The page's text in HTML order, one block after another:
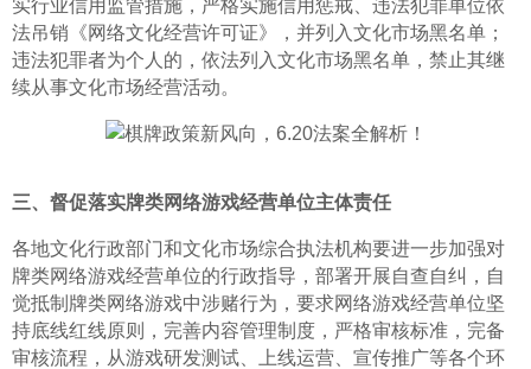
实行业信用监管措施，严格实施信用惩戒、违法犯罪单位依
法吊销《网络文化经营许可证》，并列入文化市场黑名单；
违法犯罪者为个人的，依法列入文化市场黑名单，禁止其继
续从事文化市场经营活动。
三、督促落实牌类网络游戏经营单位主体责任
各地文化行政部门和文化市场综合执法机构要进一步加强对
牌类网络游戏经营单位的行政指导，部署开展自查自纠，自
觉抵制牌类网络游戏中涉赌行为，要求网络游戏经营单位坚
持底线红线原则，完善内容管理制度，严格审核标准，完备
审核流程，从游戏研发测试、上线运营、宣传推广等各个环